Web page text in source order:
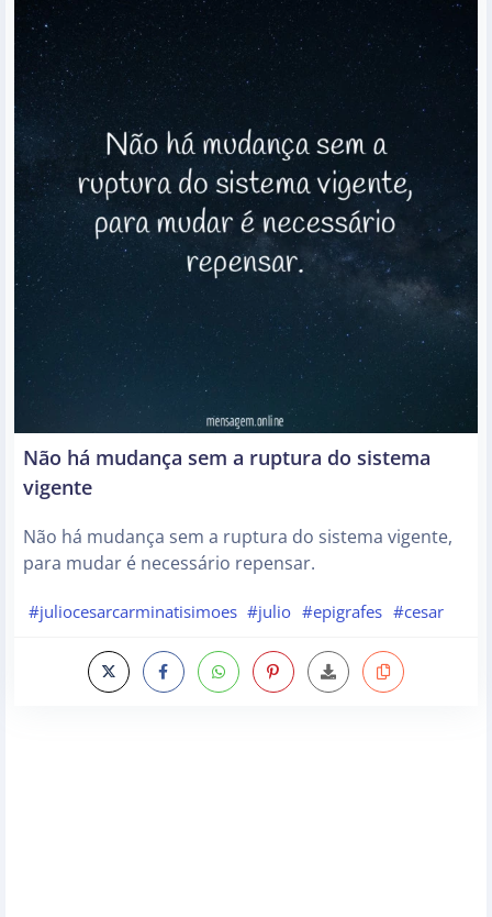
Não há mudança sem a ruptura do sistema
vigente
Não há mudança sem a ruptura do sistema vigente,
para mudar é necessário repensar.
#juliocesarcarminatisimoes #julio #epigrafes #cesar